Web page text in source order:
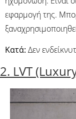
εφαρμογή της.
Κατά: Δεν
2. LVT